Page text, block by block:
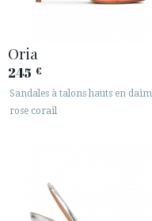
Oria
245 €
Sandales à talons hauts en daim
rose corail